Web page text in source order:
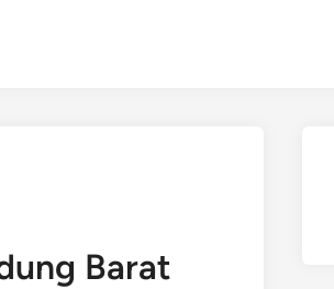
Barat